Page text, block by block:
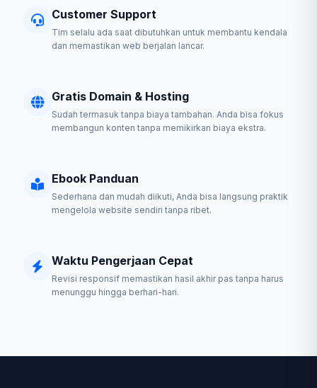
Customer Support
Tim selalu ada saat dibutuhkan untuk membantu kendala
dan memastikan web berjalan lancar.
Gratis Domain & Hosting
Sudah termasuk tanpa biaya tambahan. Anda bisa fokus
membangun konten tanpa memikirkan biaya ekstra.
Ebook Panduan
Sederhana dan mudah diikuti, Anda bisa langsung praktik
mengelola website sendiri tanpa ribet.
Waktu Pengerjaan Cepat
Revisi responsif memastikan hasil akhir pas tanpa harus
menunggu hingga berhari-hari.